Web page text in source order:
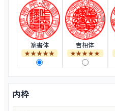
篆書体
★★★★★
吉相体
★★★★★
内枠